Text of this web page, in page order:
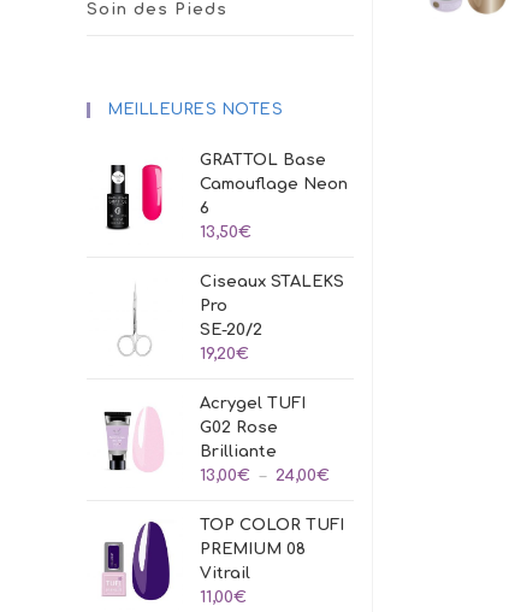
Soin des Pieds
MEILLEURES NOTES
GRATTOL Base
Camouflage Neon
6
13,50€
Ciseaux STALEKS
Pro
SE-20/2
19,20€
Acrygel TUFI
G02 Rose
Brilliante
13,00€ – 24,00€
prix :
TOP COLOR TUFI
PREMIUM 08
Vitrail
11,00€